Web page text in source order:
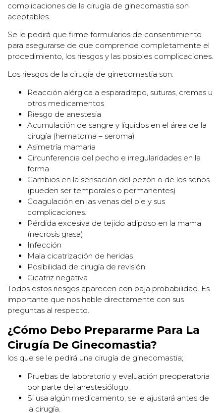
complicaciones de la cirugía de ginecomastia son
aceptables.
Se le pedirá que firme formularios de consentimiento
para asegurarse de que comprende completamente el
procedimiento, los riesgos y las posibles complicaciones.
Los riesgos de la cirugía de ginecomastia son:
Reacción alérgica a esparadrapo, suturas, cremas u
otros medicamentos
Riesgo de anestesia
Acumulación de sangre y líquidos en el área de la
cirugía (hematoma – seroma)
Asimetría mamaria
Circunferencia del pecho e irregularidades en la
forma.
Cambios en la sensación del pezón o de los senos
(pueden ser temporales o permanentes)
Coagulación en las venas del pie y sus
complicaciones.
Pérdida excesiva de tejido adiposo en la mama
(necrosis grasa)
Infección
Mala cicatrización de heridas
Posibilidad de cirugía de revisión
Cicatriz negativa
Todos estos riesgos aparecen con baja probabilidad. Es
importante que nos hable directamente con sus
preguntas al respecto.
¿Cómo Debo Prepararme Para La
Cirugía De Ginecomastia?
los que se le pedirá una cirugía de ginecomastia;
Pruebas de laboratorio y evaluación preoperatoria
por parte del anestesiólogo.
Si usa algún medicamento, se le ajustará antes de
la cirugía.